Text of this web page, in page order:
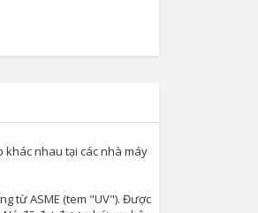
nhau tại các nhà máy
từ ASME (tem "UV"). Được